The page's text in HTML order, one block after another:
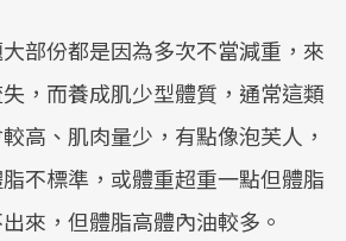
e
部份都是因為多次不當減重，來
，而養成肌少型體質，通常這類
高、肌肉量少，有點像泡芙人，
不標準，或體重超重一點但體脂
來，但體脂高體內油較多。